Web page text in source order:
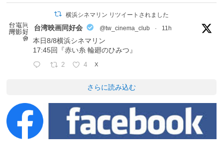
横浜シネマリン リツイートされました
台湾映画同好会 @tw_cinema_club · 11h
本日8/8横浜シネマリン
17:45回『赤い糸 輪廻のひみつ』
2 4 X
さらに読み込む